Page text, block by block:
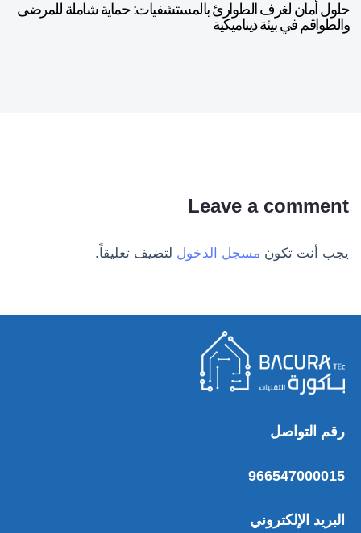
حلول أمان لغرف الطوارئ بالمستشفيات: حماية شاملة للمرضى
والطواقم في بيئة ديناميكية
Leave a comment
يجب أنت تكون مسجل الدخول لتضيف تعليقاً.
رقم التواصل
966547000015
البريد الإلكتروني